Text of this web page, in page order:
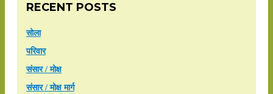
RECENT POSTS
सोला
परिवार
संसार / मोक्ष
संसार / मोक्ष मार्ग